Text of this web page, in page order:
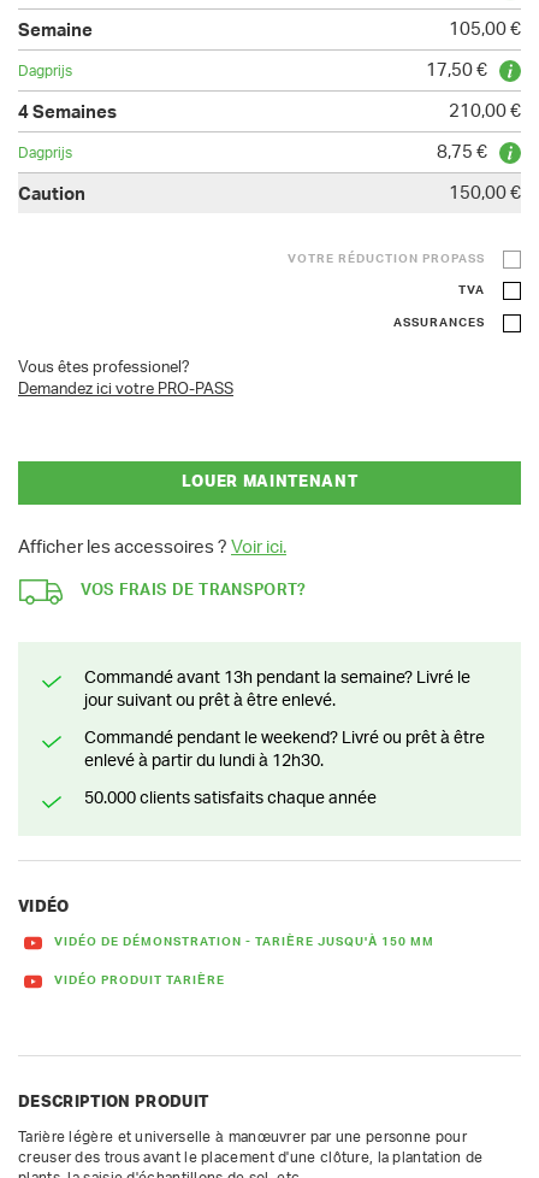
105,00 €
17,50 €
210,00 €
8,75 €
150,00 €
VOTRE RÉDUCTION PROPASS
TVA
ASSURANCES
Vous êtes professionel?
Demandez ici votre PRO-PASS
LOUER MAINTENANT
Afficher les accessoires ? Voir ici.
VOS FRAIS DE TRANSPORT?
Commandé avant 13h pendant la semaine? Livré le
jour suivant ou prêt à être enlevé.
Commandé pendant le weekend? Livré ou prêt à être
enlevé à partir du lundi à 12h30.
50.000 clients satisfaits chaque année
VIDÉO
VIDÉO DE DÉMONSTRATION - TARIÈRE JUSQU'À 150 MM
VIDÉO PRODUIT TARIÈRE
DESCRIPTION PRODUIT
Tarière légère et universelle à manœuvrer par une personne pour
creuser des trous avant le placement d'une clôture, la plantation de